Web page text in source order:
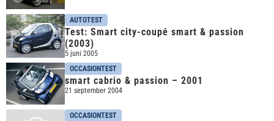
AUTOTEST
Test: Smart city-coupé smart & passion
(2003)
5 juni 2005
OCCASIONTEST
smart cabrio & passion – 2001
21 september 2004
OCCASIONTEST